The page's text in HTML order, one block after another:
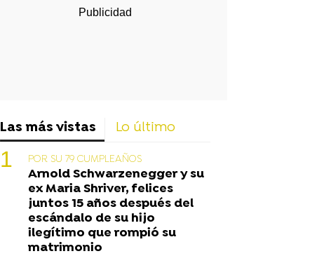
Las más vistas Lo último
POR SU 79 CUMPLEAÑOS
Arnold Schwarzenegger y su
ex Maria Shriver, felices
juntos 15 años después del
escándalo de su hijo
ilegítimo que rompió su
matrimonio